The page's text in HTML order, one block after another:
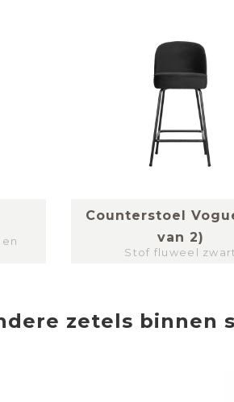
Counterstoel
van 2)
Stof fluweel zwart
zetels binnen